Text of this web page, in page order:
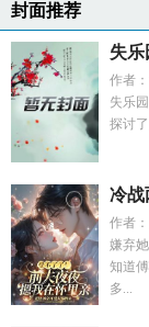
封面推荐
失乐
作者
失乐
探讨
冷战
作者
嫌弃
知道
多...